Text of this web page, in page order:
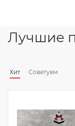
Лучшие
Хит Советуем